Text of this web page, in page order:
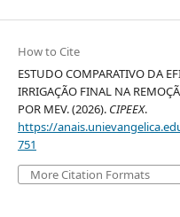
How to Cite
ESTUDO COMPARATIVO DA
IRRIGAÇÃO FINAL NA
POR MEV. (2026). CIPEEX.
https://
751
More Citation Formats